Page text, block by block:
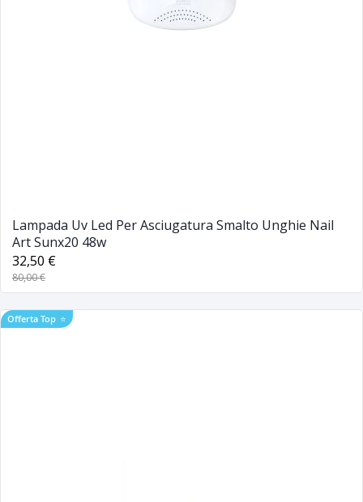
Lampada Uv Led Per Asciugatura Smalto Unghie Nail
Art Sunx20 48w
32,50 €
80,00 €
Offerta Top ⭐